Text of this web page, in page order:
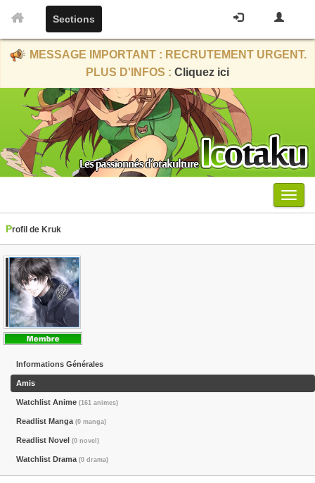
Sections
MESSAGE IMPORTANT : RECRUTEMENT URGENT.
PLUS D'INFOS : Cliquez ici
Menu
Profil de Kruk
Informations Générales
Amis
Watchlist Anime (161 animes)
Readlist Manga (0 manga)
Readlist Novel (0 novel)
Watchlist Drama (0 drama)